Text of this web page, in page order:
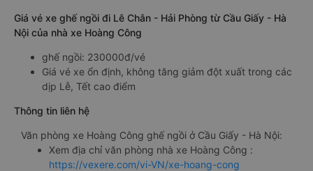
Giá vé xe ghế ngồi đi Lê Chân - Hải Phòng từ Cầu Giấy - Hà
Nội của nhà xe Hoàng Công
ghế ngồi: 230000đ/vé
Giá vé xe ổn định, không tăng giảm đột xuất trong các
dịp Lễ, Tết cao điểm
Thông tin liên hệ
Văn phòng xe Hoàng Công ghế ngồi ở Cầu Giấy - Hà Nội:
Xem địa chỉ văn phòng nhà xe Hoàng Công :
https://vexere.com/vi-VN/xe-hoang-cong